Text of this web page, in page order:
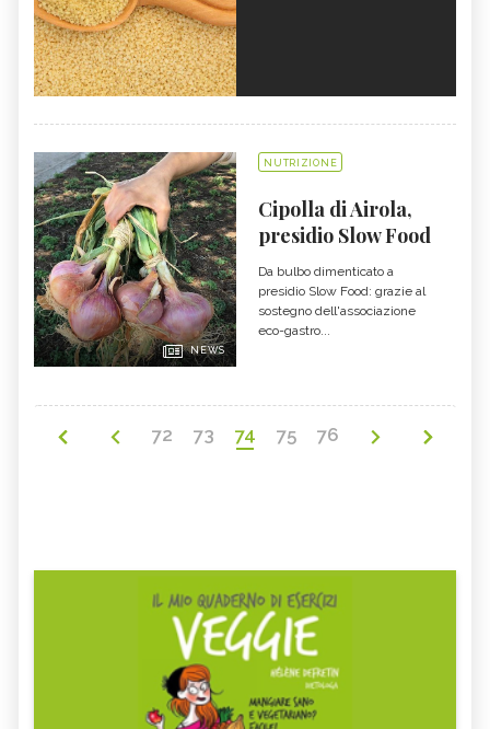
NEWS
NUTRIZIONE
Cipolla di Airola,
presidio Slow Food
Da bulbo dimenticato a
presidio Slow Food: grazie al
sostegno dell'associazione
eco-gastro...
72 73 74 75 76